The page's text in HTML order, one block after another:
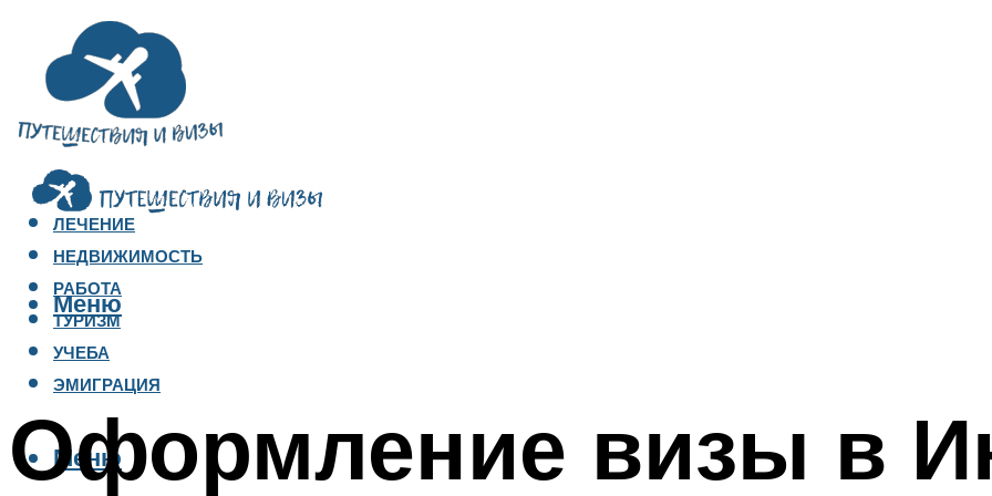
ЛЕЧЕНИЕ
НЕДВИЖИМОСТЬ
РАБОТА
ТУРИЗМ
УЧЕБА
ЭМИГРАЦИЯ
Меню
Меню
Оформление визы в